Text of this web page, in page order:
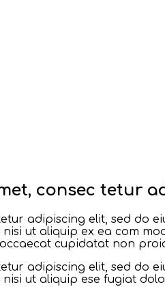
consec tetur
adipiscing elit, sed do
ut aliquip ex ea com
cupidatat non
adipiscing elit, sed do
ut aliquip ese fugiat